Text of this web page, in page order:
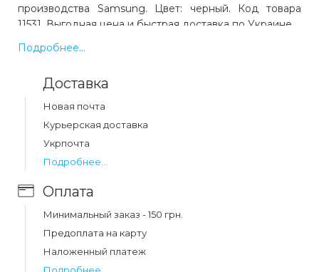
производства Samsung. Цвет: черный. Код товара
11531. Выгодная цена и быстрая доставка по Украине.
mm gear s3/s2 (black)?
Цена на ремешок миланская петля 22 mm gear s3/s2
(black) составляет 194 грн.
Подробнее...
Доставка
Новая почта
Курьерская доставка
Укрпочта
Подробнее...
Оплата
Минимальный заказ - 150 грн.
Предоплата на карту
Наложенный платеж